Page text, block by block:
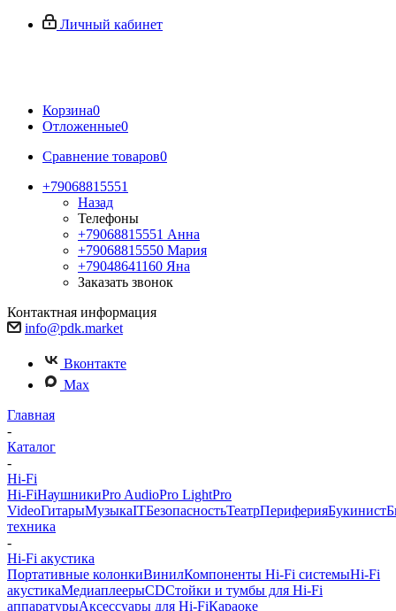
Личный кабинет
Корзина0
Отложенные0
Сравнение товаров0
+79068815551
Назад
Телефоны
+79068815551 Анна
+79068815550 Мария
+79048641160 Яна
Заказать звонок
Контактная информация
info@pdk.market
Вконтакте
Max
Главная
-
Каталог
-
Hi-Fi
Hi-FiНаушникиPro AudioPro LightPro
VideoГитарыМузыкаITБезопасностьТеатрПериферияБукинист
техника
-
Hi-Fi акустика
Портативные колонкиВинилКомпоненты Hi-Fi системыHi-Fi
акустикаМедиаплеерыCDСтойки и тумбы для Hi-Fi
аппаратурыАксессуары для Hi-FiКараоке